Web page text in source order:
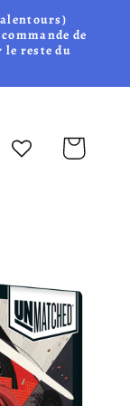
de
le reste du
Panier